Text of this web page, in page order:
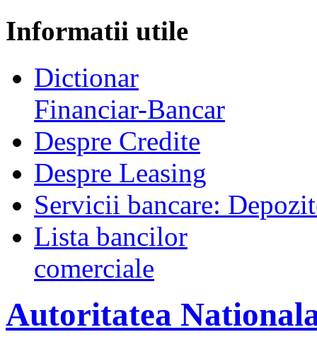
Informatii utile
Dictionar
Financiar-Bancar
Despre Credite
Despre Leasing
Servicii bancare:
Lista bancilor
comerciale
Autoritatea